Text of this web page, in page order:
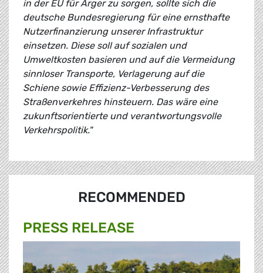
in der EU für Ärger zu sorgen, sollte sich die
deutsche Bundesregierung für eine ernsthafte
Nutzerfinanzierung unserer Infrastruktur
einsetzen. Diese soll auf sozialen und
Umweltkosten basieren und auf die Vermeidung
sinnloser Transporte, Verlagerung auf die
Schiene sowie Effizienz-Verbesserung des
Straßenverkehres hinsteuern. Das wäre eine
zukunftsorientierte und verantwortungsvolle
Verkehrspolitik."
RECOMMENDED
PRESS RELEASE